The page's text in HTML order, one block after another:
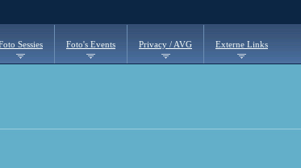
Sessies Foto's Events Privacy / AVG Externe Links